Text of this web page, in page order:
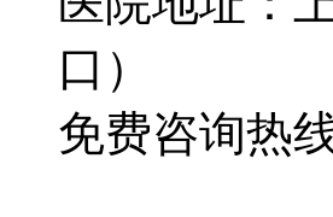
口）
免费咨询热